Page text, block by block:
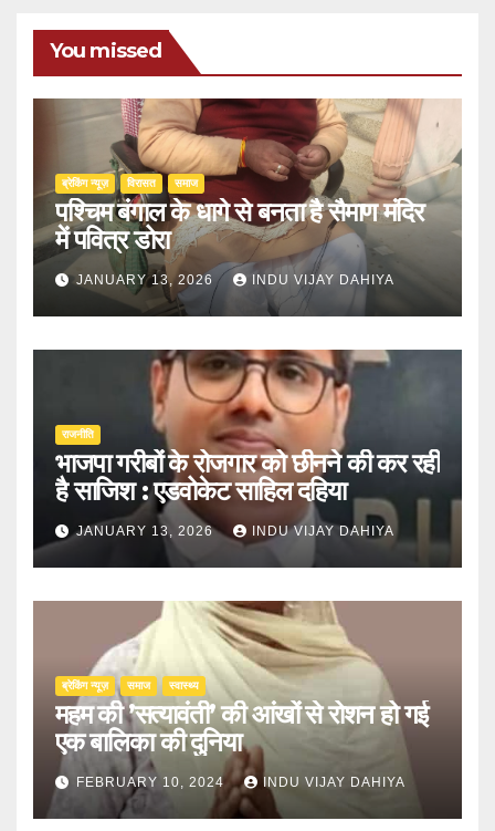
You missed
ब्रेकिंग न्यूज़ ‍‍विरासत समाज
पश्चिम बंगाल के धागे से बनता है सैमाण मंदिर
में पवित्र डोरा
JANUARY 13, 2026 INDU VIJAY DAHIYA
राजनीति
भाजपा गरीबों के रोजगार को छीनने की कर रही
है साजिश : एडवोकेट साहिल दहिया
JANUARY 13, 2026 INDU VIJAY DAHIYA
ब्रेकिंग न्यूज़ समाज स्वास्थ्य
महम की ’सत्यावंती’ की आंखों से रोशन हो गई
एक बालिका की दुनिया
FEBRUARY 10, 2024 INDU VIJAY DAHIYA